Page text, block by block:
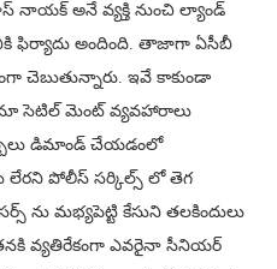
నాయక్ అనే వ్యక్తి నుంచి ల్యాండ్
ఫిర్యాదు అందింది. తాజాగా ఏసీబీ
చెబుతున్నారు. ఇవే కాకుండా
సెటిల్ మెంట్ వ్యవహారాలు
డిమాండ్ చేయడంలో
పోలీస్ సర్కిల్స్ లో తెగ
ను మభ్యపెట్టి కేసుని తలకిందులు
వ్యతిరేకంగా ఎవరైనా సీనియర్